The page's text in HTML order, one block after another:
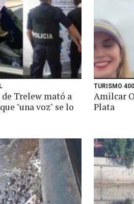
Trelew mató a
"una voz" se lo
TURISMO
Amilcar
Plata